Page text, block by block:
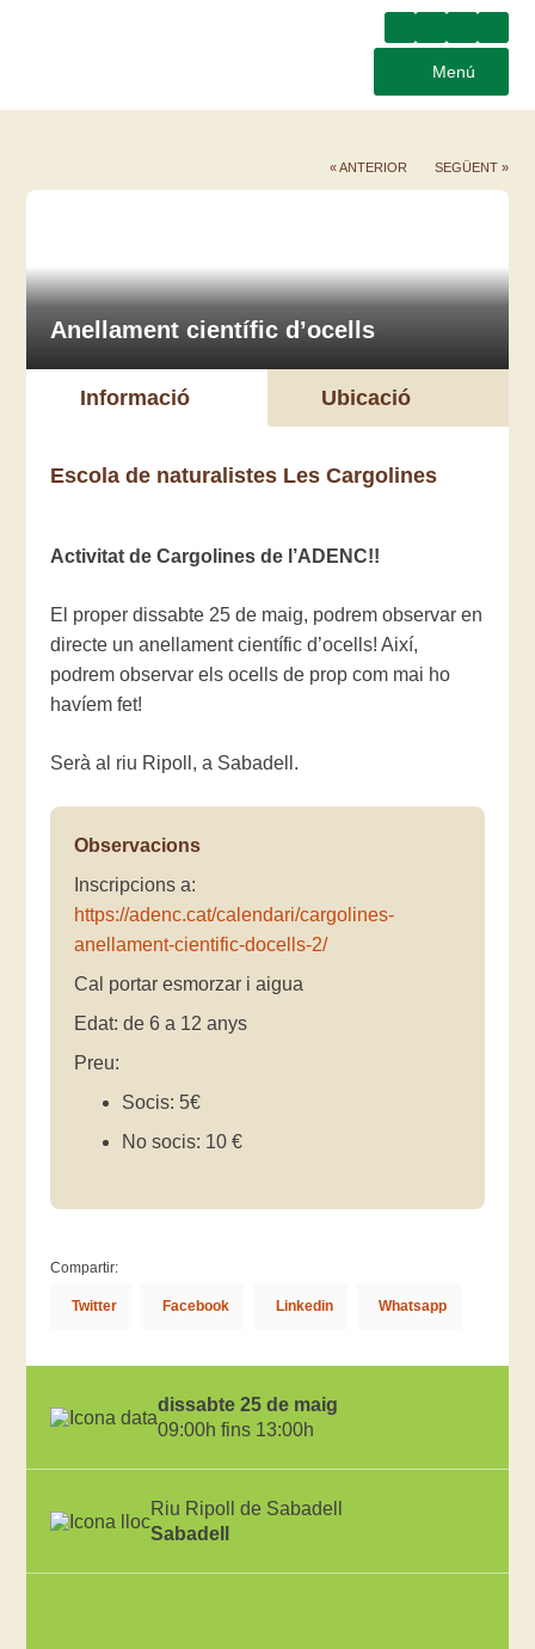
Menú
« ANTERIOR SEGÜENT »
Anellament científic d’ocells
Informació Ubicació
Escola de naturalistes Les Cargolines
Activitat de Cargolines de l’ADENC!!
El proper dissabte 25 de maig, podrem observar en
directe un anellament científic d’ocells! Així,
podrem observar els ocells de prop com mai ho
havíem fet!
Serà al riu Ripoll, a Sabadell.
Observacions
Inscripcions a:
https://adenc.cat/calendari/cargolines-
anellament-cientific-docells-2/
Cal portar esmorzar i aigua
Edat: de 6 a 12 anys
Preu:
Socis: 5€
No socis: 10 €
Compartir:
Twitter Facebook Linkedin Whatsapp
dissabte 25 de maig
09:00h fins 13:00h
Riu Ripoll de Sabadell
Sabadell